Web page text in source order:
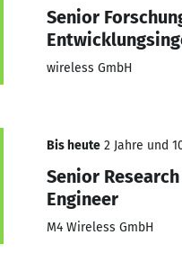
Senior
wireless GmbH
Bis heute 2 Jahre und
Senior
Engineer
M4 Wireless GmbH